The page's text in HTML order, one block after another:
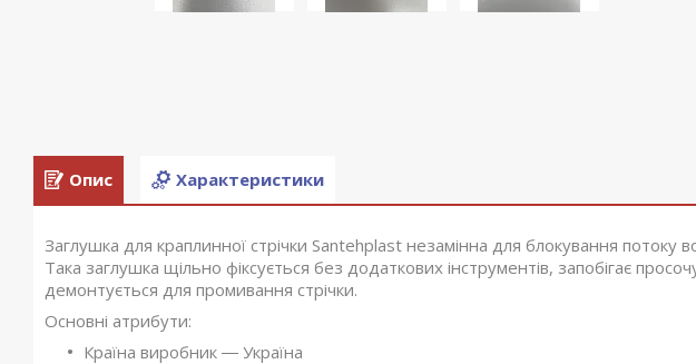
Опис Характеристики
Заглушка для краплинної стрічки Santehplast незамінна для блокування потоку
Така заглушка щільно фіксується без додаткових інструментів, запобігає
демонтується для промивання стрічки.
Основні атрибути:
Країна виробник ― Україна